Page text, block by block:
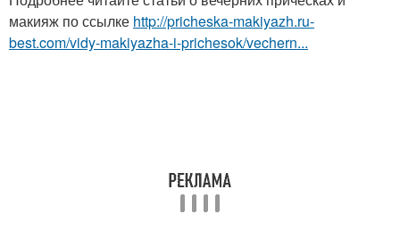
макияж по ссылке http://pricheska-makiyazh.ru-
best.com/vidy-makiyazha-i-prichesok/vechern...